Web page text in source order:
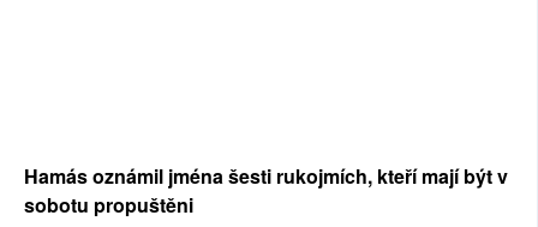
Hamás oznámil jména šesti rukojmích, kteří mají být v
sobotu propuštěni